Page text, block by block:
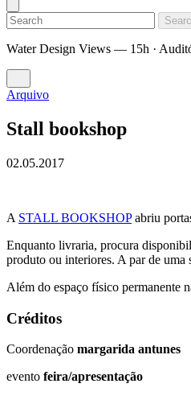
Water Design Views — 15h ·
Arquivo
Stall bookshop
02.05.2017
A STALL BOOKSHOPabriu
Enquanto livraria, procura
produto ou interiores. A par de uma
Além do espaço físico permanente
Créditos
Coordenação margarida antunes
evento feira/apresentação